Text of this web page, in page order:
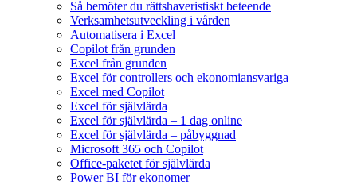
Så bemöter du rättshaveristiskt beteende
Verksamhetsutveckling i vården
Automatisera i Excel
Copilot från grunden
Excel från grunden
Excel för controllers och ekonomiansvariga
Excel med Copilot
Excel för självlärda
Excel för självlärda – 1 dag online
Excel för självlärda – påbyggnad
Microsoft 365 och Copilot
Office-paketet för självlärda
Power BI för ekonomer